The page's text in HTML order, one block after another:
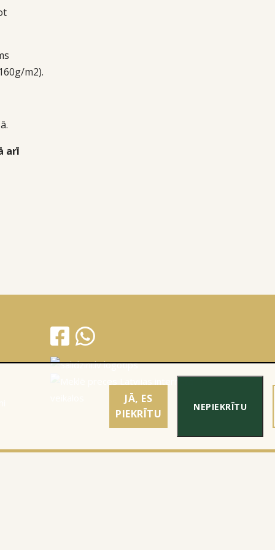
m2).
arī
JĀ, ES
PIEKRĪTU
NEPIEKRĪTU